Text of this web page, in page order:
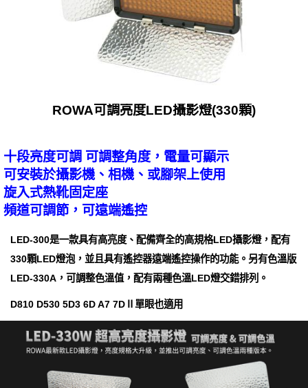
ROWA可調亮度LED攝影燈(330顆)
十段亮度可調 可調整角度，電量可顯示
可安裝於攝影機、相機、或腳架上使用
旋入式熱靴固定座
頻道可調節，可遠端遙控
LED-300是一款具有高亮度、配備齊全的高規格LED攝影燈，配有
330顆LED燈泡，並且具有遙控器遠端遙控操作的功能。另有色溫版
LED-330A，可調整色溫值，配有兩種色溫LED燈交錯排列。
D810 D530 5D3 6D A7 7DⅡ單眼也適用